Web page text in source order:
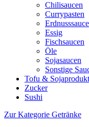
Chilisaucen
Currypasten
Essig
Fischsaucen
Öle
Sojasaucen
Sonstige
Tofu &
Zucker
Sushi
Zur Kategorie Getränke